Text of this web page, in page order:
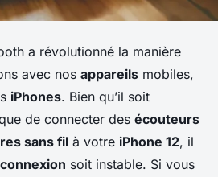
a révolutionné la manière
avec nos appareils mobiles,
iPhones. Bien qu’il soit
de connecter des écouteurs
sans fil à votre iPhone 12, il
connexion soit instable. Si vous